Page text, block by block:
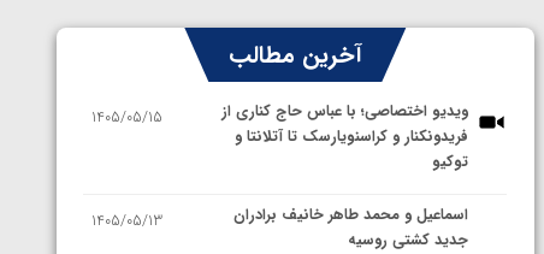
آخرین مطالب
ویدیو اختصاصی؛ با عباس حاج کناری از
فریدونکنار و کراسنویارسک تا آتلانتا و
توکیو
1405/05/15
اسماعیل و محمد طاهر خانیف برادران
جدید کشتی روسیه
1405/05/13